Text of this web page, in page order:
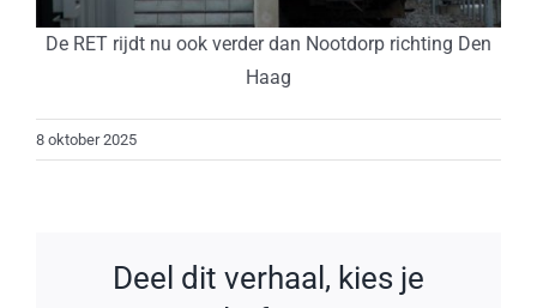
De RET rijdt nu ook verder dan Nootdorp richting Den
Haag
8 oktober 2025
Deel dit verhaal, kies je